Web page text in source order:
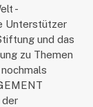
-
Unterstützer
und das
zu Themen
der